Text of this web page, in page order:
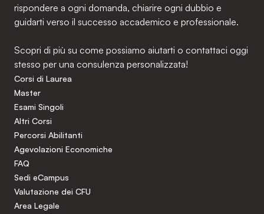
rispondere a ogni domanda, chiarire ogni dubbio e
guidarti verso il successo accademico e professionale.
Scopri di più su come possiamo aiutarti o contattaci oggi
stesso per una consulenza personalizzata!
Corsi di Laurea
Master
Esami Singoli
Altri Corsi
Percorsi Abilitanti
Agevolazioni Economiche
FAQ
Sedi eCampus
Valutazione dei CFU
Area Legale